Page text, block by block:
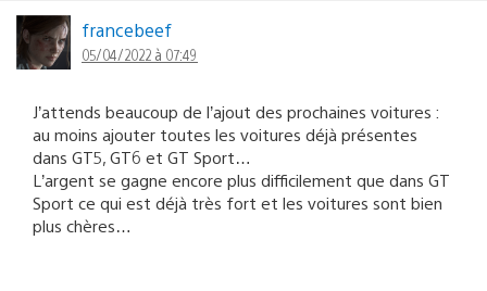
francebeef
05/04/2022 à 07:49
J’attends beaucoup de l’ajout des prochaines voitures :
au moins ajouter toutes les voitures déjà présentes
dans GT5, GT6 et GT Sport…
L’argent se gagne encore plus difficilement que dans GT
Sport ce qui est déjà très fort et les voitures sont bien
plus chères…